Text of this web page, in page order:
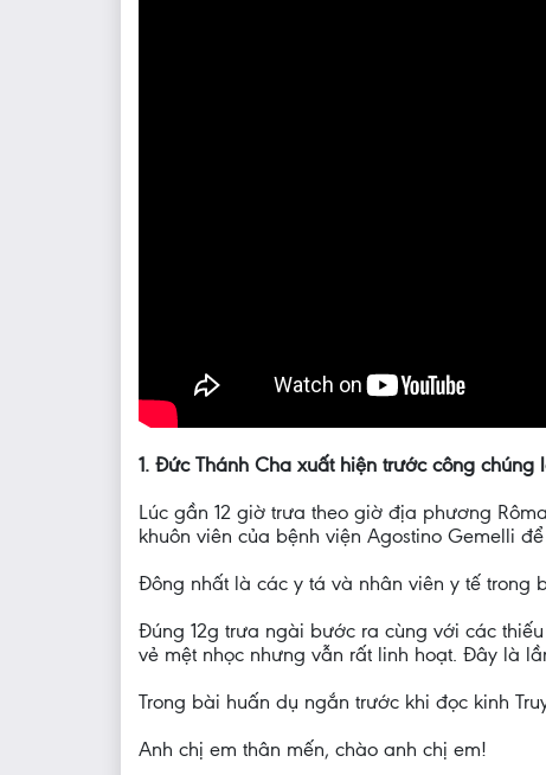
1. Đức Thánh Cha xuất hiện trước công
Lúc gần 12 giờ trưa theo giờ địa phương
khuôn viên của bệnh viện Agostino Gemelli
Đông nhất là các y tá và nhân viên y tế trong
Đúng 12g trưa ngài bước ra cùng với các
vẻ mệt nhọc nhưng vẫn rất linh hoạt. Đây là
Trong bài huấn dụ ngắn trước khi đọc kinh
Anh chị em thân mến, chào anh chị em!